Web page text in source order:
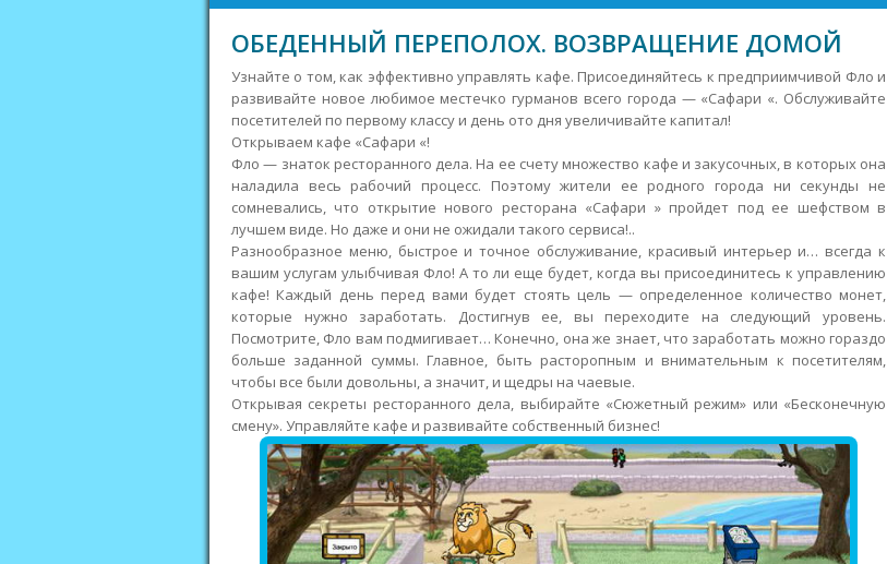
ОБЕДЕННЫЙ ПЕРЕПОЛОХ. ВОЗВРАЩЕНИЕ ДОМОЙ
Узнайте о том, как эффективно управлять кафе. Присоединяйтесь к предприимчивой Фло и
развивайте новое любимое местечко гурманов всего города — «Сафари «. Обслуживайте
посетителей по первому классу и день ото дня увеличивайте капитал!
Открываем кафе «Сафари «!
Фло — знаток ресторанного дела. На ее счету множество кафе и закусочных, в которых она
наладила весь рабочий процесс. Поэтому жители ее родного города ни секунды не
сомневались, что открытие нового ресторана «Сафари » пройдет под ее шефством в
лучшем виде. Но даже и они не ожидали такого сервиса!..
Разнообразное меню, быстрое и точное обслуживание, красивый интерьер и… всегда к
вашим услугам улыбчивая Фло! А то ли еще будет, когда вы присоединитесь к управлению
кафе! Каждый день перед вами будет стоять цель — определенное количество монет,
которые нужно заработать. Достигнув ее, вы переходите на следующий уровень.
Посмотрите, Фло вам подмигивает… Конечно, она же знает, что заработать можно гораздо
больше заданной суммы. Главное, быть расторопным и внимательным к посетителям,
чтобы все были довольны, а значит, и щедры на чаевые.
Открывая секреты ресторанного дела, выбирайте «Сюжетный режим» или «Бесконечную
смену». Управляйте кафе и развивайте собственный бизнес!